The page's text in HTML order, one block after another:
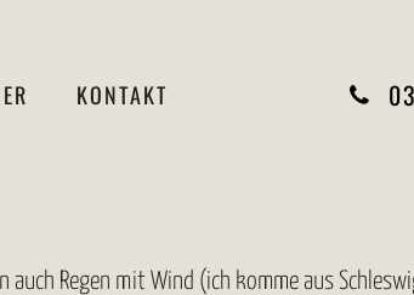
KONTAKT
auch Regen mit Wind (ich komme aus